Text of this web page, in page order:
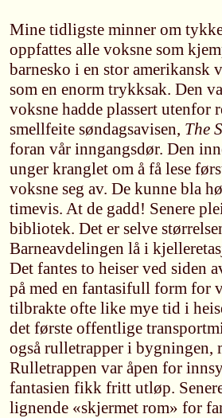
Mine tidligste minner om
oppfattes alle voksne som
barnesko i en stor amerikansk
som en enorm trykksak. Den
voksne hadde plassert utenfor
smellfeite søndagsavisen, The
foran vår inngangsdør. Den
unger kranglet om å få lese
voksne seg av. De kunne bla
timevis. At de gadd! Senere
bibliotek. Det er selve
Barneavdelingen lå i
Det fantes to heiser ved siden
på med en fantasifull form for
tilbrakte ofte like mye tid i
det første offentlige
også rulletrapper i bygningen,
Rulletrappen var åpen for
fantasien fikk fritt utløp.
lignende «skjermet rom» for